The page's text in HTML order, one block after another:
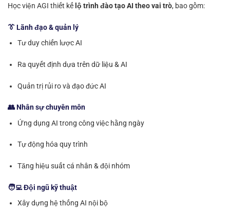
Học viện AGI thiết kế lộ trình đào tạo AI theo vai trò, bao gồm:
👔 Lãnh đạo & quản lý
Tư duy chiến lược AI
Ra quyết định dựa trên dữ liệu & AI
Quản trị rủi ro và đạo đức AI
👥 Nhân sự chuyên môn
Ứng dụng AI trong công việc hằng ngày
Tự động hóa quy trình
Tăng hiệu suất cá nhân & đội nhóm
🧑‍💻 Đội ngũ kỹ thuật
Xây dựng hệ thống AI nội bộ